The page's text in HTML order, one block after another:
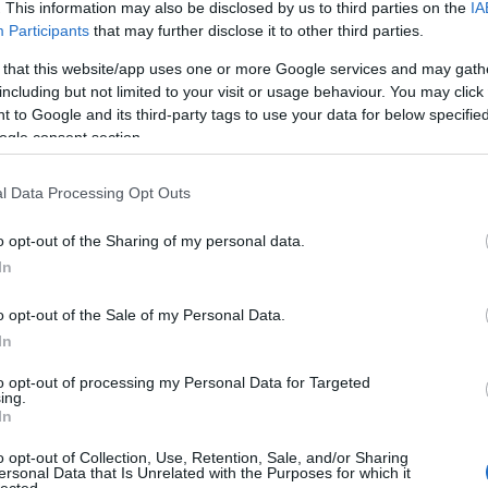
This information may also be disclosed by us to third parties on the
Participants that may further disclose it to other third parties.
that this website/app uses one or more Google services and may
but not limited to your visit or usage behaviour. You may
to Google and its third-party tags to use your data for below
consent section.
Data Processing Opt Outs
opt-out of the Sharing of my personal data.
opt-out of the Sale of my Personal Data.
opt-out of processing my Personal Data for Targeted
opt-out of Collection, Use, Retention, Sale, and/or Sharing
Data that Is Unrelated with the Purposes for which it
Dreher
1
dukkó
(